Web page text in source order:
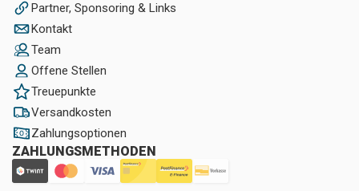
Partner, Sponsoring & Links
Kontakt
Team
Offene Stellen
Treuepunkte
Versandkosten
Zahlungsoptionen
ZAHLUNGSMETHODEN